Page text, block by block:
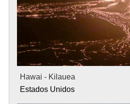
Hawai - Kilauea
Estados Unidos